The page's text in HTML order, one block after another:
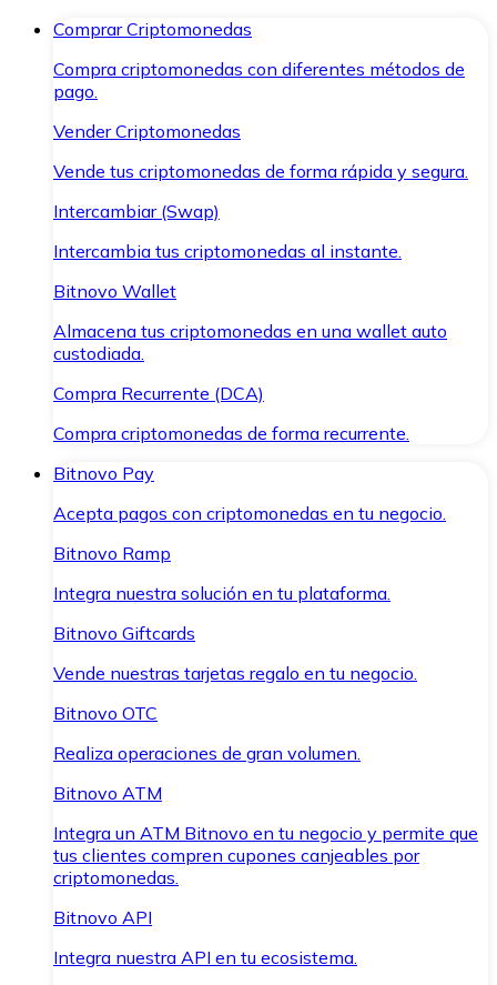
Comprar Criptomonedas
Compra criptomonedas con diferentes métodos de
pago.
Vender Criptomonedas
Vende tus criptomonedas de forma rápida y segura.
Intercambiar (Swap)
Intercambia tus criptomonedas al instante.
Bitnovo Wallet
Almacena tus criptomonedas en una wallet auto
custodiada.
Compra Recurrente (DCA)
Compra criptomonedas de forma recurrente.
Bitnovo Pay
Acepta pagos con criptomonedas en tu negocio.
Bitnovo Ramp
Integra nuestra solución en tu plataforma.
Bitnovo Giftcards
Vende nuestras tarjetas regalo en tu negocio.
Bitnovo OTC
Realiza operaciones de gran volumen.
Bitnovo ATM
Integra un ATM Bitnovo en tu negocio y permite que
tus clientes compren cupones canjeables por
criptomonedas.
Bitnovo API
Integra nuestra API en tu ecosistema.